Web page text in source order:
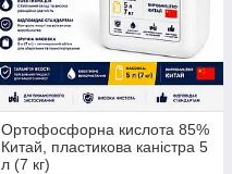
Ортофосфорна кислота 85%
Китай, пластикова каністра 5
л (7 кг)